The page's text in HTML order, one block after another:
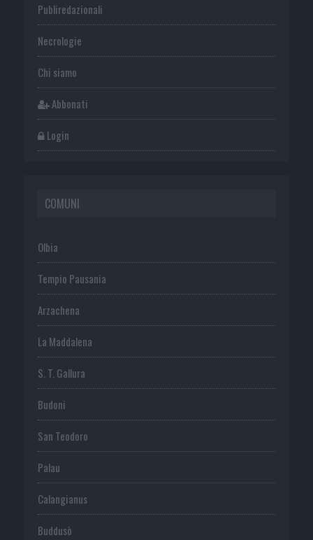
Publiredazionali
Necrologie
Chi siamo
Abbonati
Login
COMUNI
Olbia
Tempio Pausania
Arzachena
La Maddalena
S. T. Gallura
Budoni
San Teodoro
Palau
Calangianus
Buddusò